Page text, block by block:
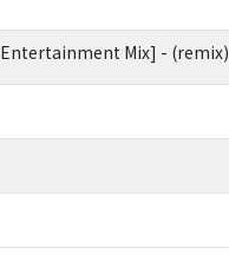
Mix] - (remix)